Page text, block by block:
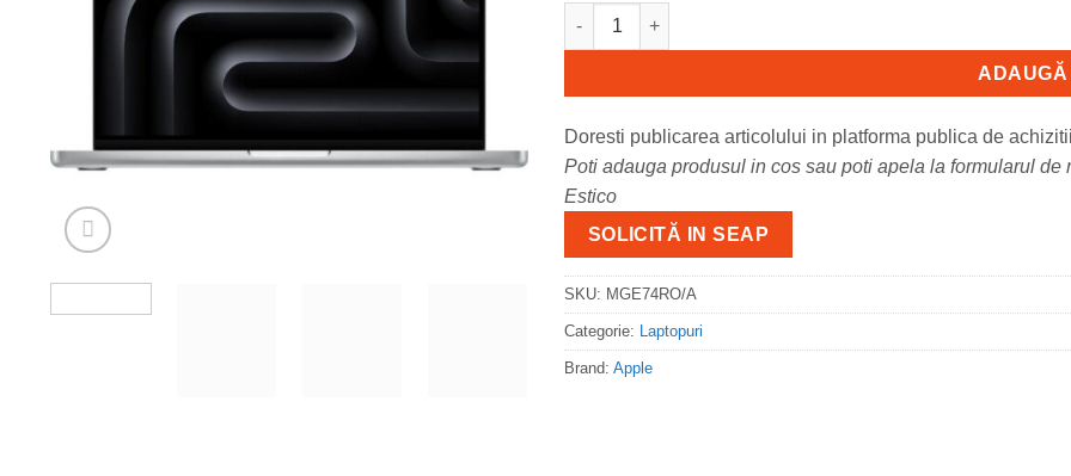
Cantitate MacBook Pro 16.2"/Apple M5 Max (CPU 18-core,
ADAUGĂ
Doresti publicarea articolului in platforma publica de
Poti adauga produsul in cos sau poti apela la formularul
Estico
SOLICITĂ IN SEAP
SKU: MGE74RO/A
Categorie: Laptopuri
Brand: Apple